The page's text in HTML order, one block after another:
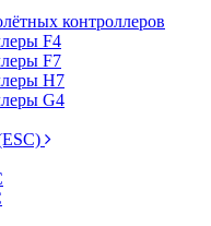
контроллеров
F4
F7
H7
G4